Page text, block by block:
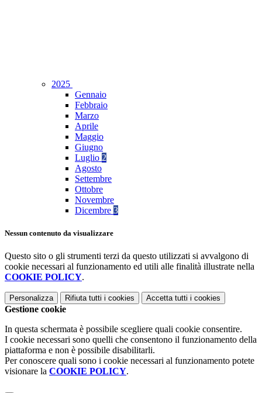
2025
Gennaio
Febbraio
Marzo
Aprile
Maggio
Giugno
Luglio 2
Agosto
Settembre
Ottobre
Novembre
Dicembre 3
Nessun contenuto da visualizzare
Questo sito o gli strumenti terzi da questo utilizzati si avvalgono di
cookie necessari al funzionamento ed utili alle finalità illustrate nella
COOKIE POLICY.
Personalizza Rifiuta tutti i cookies Accetta tutti i cookies
Gestione cookie
In questa schermata è possibile scegliere quali cookie consentire.
I cookie necessari sono quelli che consentono il funzionamento della
piattaforma e non è possibile disabilitarli.
Per conoscere quali sono i cookie necessari al funzionamento potete
visionare la COOKIE POLICY.